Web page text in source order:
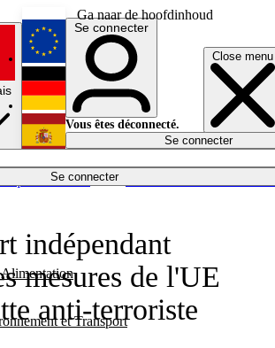
Ga naar de hoofdinhoud
Close menu
Se connecter
et Transport
Économie
English
Deutsch
Español
Se connecter
Vous êtes déconnecté.
Se connecter
indépendant
mesures de l'UE
anti-terroriste